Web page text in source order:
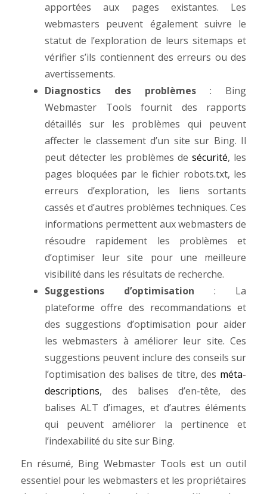
apportées aux pages existantes. Les
webmasters peuvent également suivre le
statut de l’exploration de leurs sitemaps et
vérifier s’ils contiennent des erreurs ou des
avertissements.
Diagnostics des problèmes : Bing
Webmaster Tools fournit des rapports
détaillés sur les problèmes qui peuvent
affecter le classement d’un site sur Bing. Il
peut détecter les problèmes de sécurité, les
pages bloquées par le fichier robots.txt, les
erreurs d’exploration, les liens sortants
cassés et d’autres problèmes techniques. Ces
informations permettent aux webmasters de
résoudre rapidement les problèmes et
d’optimiser leur site pour une meilleure
visibilité dans les résultats de recherche.
Suggestions d’optimisation : La
plateforme offre des recommandations et
des suggestions d’optimisation pour aider
les webmasters à améliorer leur site. Ces
suggestions peuvent inclure des conseils sur
l’optimisation des balises de titre, des méta-
descriptions, des balises d’en-tête, des
balises ALT d’images, et d’autres éléments
qui peuvent améliorer la pertinence et
l’indexabilité du site sur Bing.
En résumé, Bing Webmaster Tools est un outil
essentiel pour les webmasters et les propriétaires